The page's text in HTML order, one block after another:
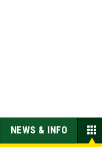
NEWS & INFO